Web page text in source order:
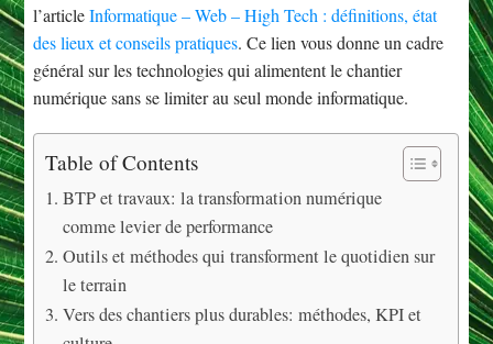
l’articleInformatique – Web – High Tech : définitions, état
des lieux et conseils pratiques. Ce lien vous donne un cadre
général sur les technologies qui alimentent le chantier
numérique sans se limiter au seul monde informatique.
Table of Contents
BTP et travaux: la transformation numérique
comme levier de performance
Outils et méthodes qui transforment le quotidien sur
le terrain
Vers des chantiers plus durables: méthodes, KPI et